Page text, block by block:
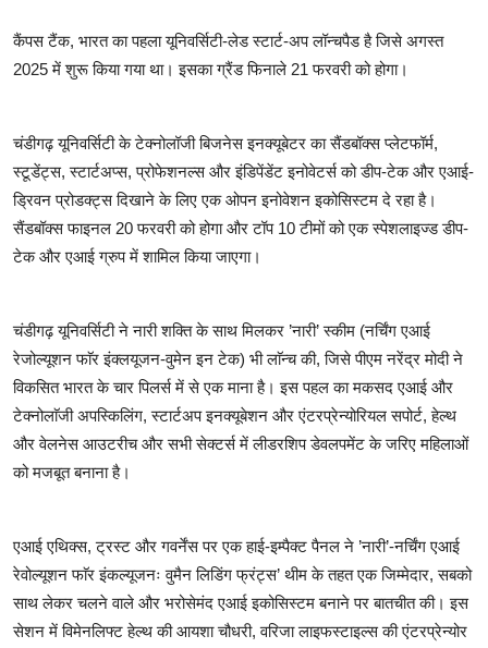
कैंपस टैंक, भारत का पहला यूनिवर्सिटी-लेड स्टार्ट-अप लॉन्चपैड है जिसे अगस्त
2025 में शुरू किया गया था। इसका ग्रैंड फिनाले 21 फरवरी को होगा।
चंडीगढ़ यूनिवर्सिटी के टेक्नोलॉजी बिजनेस इनक्यूबेटर का सैंडबॉक्स प्लेटफॉर्म,
स्टूडेंट्स, स्टार्टअप्स, प्रोफेशनल्स और इंडिपेंडेंट इनोवेटर्स को डीप-टेक और एआई-
ड्रिवन प्रोडक्ट्स दिखाने के लिए एक ओपन इनोवेशन इकोसिस्टम दे रहा है।
सैंडबॉक्स फाइनल 20 फरवरी को होगा और टॉप 10 टीमों को एक स्पेशलाइज्ड डीप-
टेक और एआई ग्रुप में शामिल किया जाएगा।
चंडीगढ़ यूनिवर्सिटी ने नारी शक्ति के साथ मिलकर ’नारी’ स्कीम (नर्चिंग एआई
रेजोल्यूशन फाॅर इंक्लयूजन-वुमेन इन टेक) भी लाॅन्च की, जिसे पीएम नरेंद्र मोदी ने
विकसित भारत के चार पिलर्स में से एक माना है। इस पहल का मकसद एआई और
टेक्नोलाॅजी अपस्किलिंग, स्टार्टअप इनक्यूबेशन और एंटरप्रेन्योरियल सपोर्ट, हेल्थ
और वेलनेस आउटरीच और सभी सेक्टर्स में लीडरशिप डेवलपमेंट के जरिए महिलाओं
को मजबूत बनाना है।
एआई एथिक्स, ट्रस्ट और गवर्नेंस पर एक हाई-इम्पैक्ट पैनल ने ’नारी’-नर्चिंग एआई
रेवोल्यूशन फाॅर इंकल्यूजनः वुमैन लिडिंग फ्रंट्स’ थीम के तहत एक जिम्मेदार, सबको
साथ लेकर चलने वाले और भरोसेमंद एआई इकोसिस्टम बनाने पर बातचीत की। इस
सेशन में विमेनलिफ्ट हेल्थ की आयशा चौधरी, वरिजा लाइफस्टाइल्स की एंटरप्रेन्योर